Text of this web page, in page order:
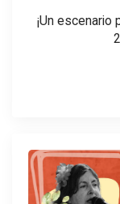
¡Un escenario